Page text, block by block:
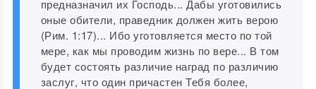
предназначил их Господь... Дабы уготовились
оные обители, праведник должен жить верою
(Рим. 1:17)... Ибо уготовляется место по той
мере, как мы проводим жизнь по вере... В том
будет состоять различие наград по различию
заслуг, что один причастен Тебя более,